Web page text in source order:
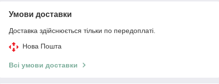
Умови доставки
Доставка здійснюється тільки по передоплаті.
Нова Пошта
Всі умови доставки